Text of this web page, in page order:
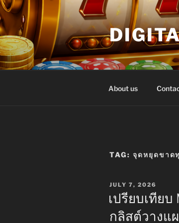
Skip
to
content
About us
TAG: จุดหยุดขาด
POSTED
JULY 7, 2026
เปรียบเทีย
กลิสต์วางแ